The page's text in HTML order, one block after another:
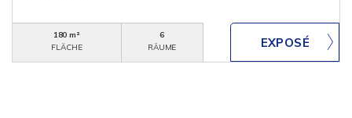
180 m²
FLÄCHE
6
RÄUME